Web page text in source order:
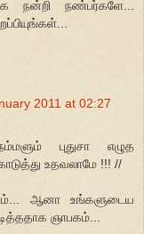
நன்றி நண்பர்களே...
2011 at 02:27
புதுசா எழுத
உதவலாமே !!! //
ஆனா உங்களுடைய
ஞாபகம்...